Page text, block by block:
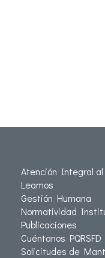
Atención Integral
Leamos
Gestión Humana
Normatividad
Publicaciones
Cuéntanos PQRSFD
Solicitudes de